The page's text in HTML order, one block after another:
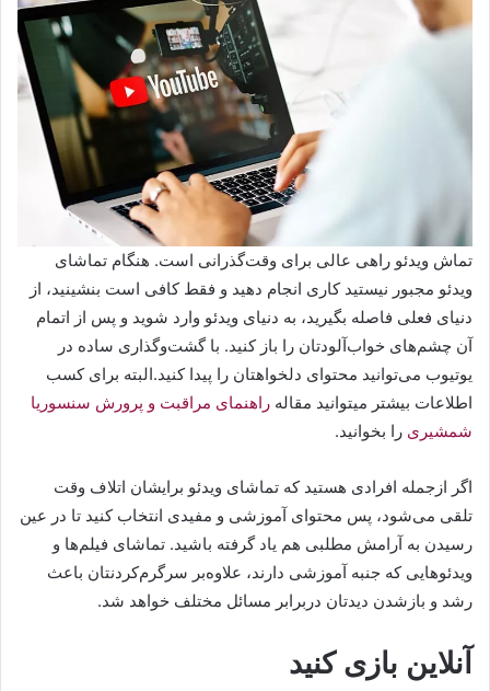
تماش ویدئو راهی عالی برای وقت‌گذرانی است. هنگام تماشای
ویدئو مجبور نیستید کاری انجام دهید و فقط کافی است بنشینید، از
دنیای فعلی فاصله بگیرید، به دنیای ویدئو وارد شوید و پس از اتمام
آن چشم‌های خواب‌آلودتان را باز کنید. با گشت‌و‌گذاری ساده در
یوتیوب می‌توانید محتوای دلخواهتان را پیدا کنید.البته برای کسب
اطلاعات بیشتر میتوانید مقاله راهنمای مراقبت و پرورش سنسوریا
شمشیری را بخوانید.
اگر از‌جمله افرادی هستید که تماشای ویدئو برایشان اتلاف وقت
تلقی می‌شود، پس محتوای آموزشی و مفیدی انتخاب کنید تا در عین
رسیدن به آرامش مطلبی هم یاد گرفته باشید. تماشای فیلم‌ها و
ویدئوهایی که جنبه آموزشی دارند، علاوه‌بر سرگرم‌کردنتان باعث
رشد و باز‌شدن دیدتان دربرابر مسائل مختلف خواهد شد.
آنلاین بازی کنید